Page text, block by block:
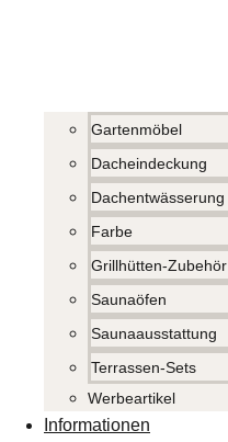
Gartenmöbel
Dacheindeckung
Dachentwässerung
Farbe
Grillhütten-Zubehör
Saunaöfen
Saunaausstattung
Terrassen-Sets
Werbeartikel
Informationen